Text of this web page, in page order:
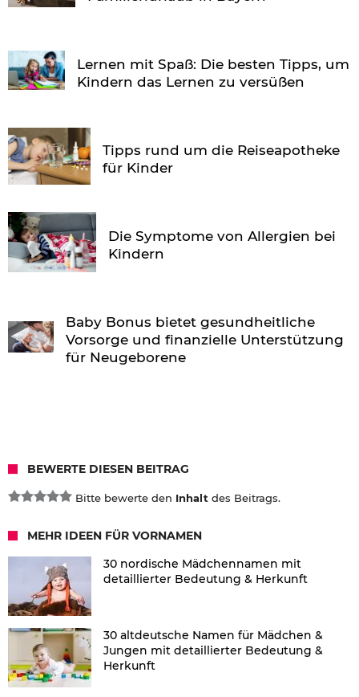
Lernen mit Spaß: Die besten Tipps, um
Kindern das Lernen zu versüßen
Tipps rund um die Reiseapotheke
für Kinder
Die Symptome von Allergien bei
Kindern
Baby Bonus bietet gesundheitliche
Vorsorge und finanzielle Unterstützung
für Neugeborene
BEWERTE DIESEN BEITRAG
Bitte bewerte den Inhalt des Beitrags.
MEHR IDEEN FÜR VORNAMEN
30 nordische Mädchennamen mit
detaillierter Bedeutung & Herkunft
30 altdeutsche Namen für Mädchen &
Jungen mit detaillierter Bedeutung &
Herkunft